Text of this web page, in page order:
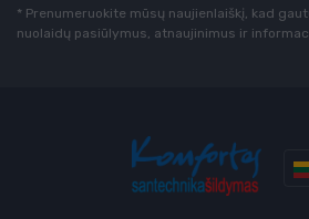
* Prenumeruokite mūsų naujienlaiškį, kad
nuolaidų pasiūlymus, atnaujinimus ir